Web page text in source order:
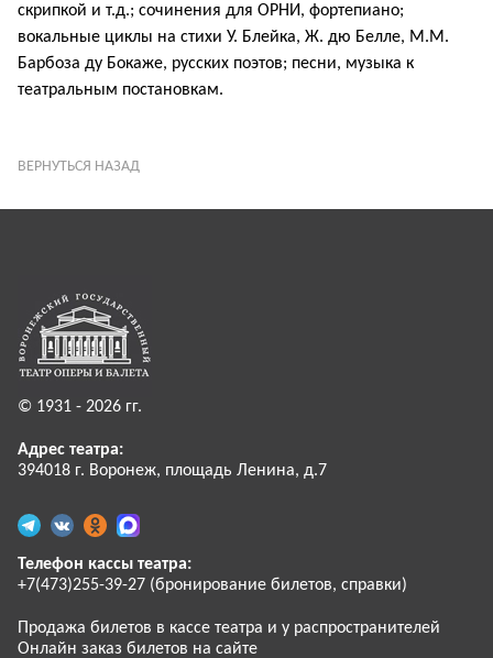
скрипкой и т.д.; сочинения для ОРНИ, фортепиано;
вокальные циклы на стихи У. Блейка, Ж. дю Белле, М.М.
Барбоза ду Бокаже, русских поэтов; песни, музыка к
театральным постановкам.
ВЕРНУТЬСЯ НАЗАД
© 1931 - 2026 гг.
Адрес театра:
394018 г. Воронеж, площадь Ленина, д.7
Телефон кассы театра:
+7(473)255-39-27 (бронирование билетов, справки)
Продажа билетов в кассе театра и у распространителей
Онлайн заказ билетов на сайте